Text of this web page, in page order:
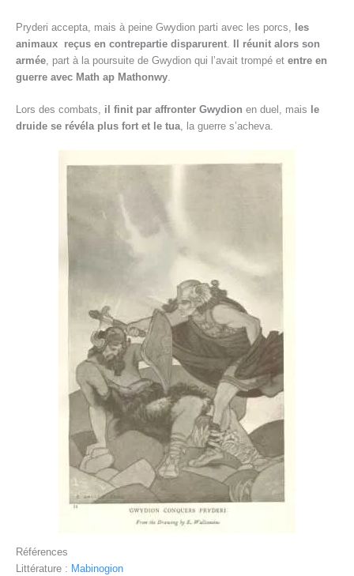
Pryderi accepta, mais à peine Gwydion parti avec les porcs, les
animaux reçus en contrepartie disparurent Il réunit alors son
armée , part à la poursuite de Gwydion qui l’avait trompé et entre en
guerre avec Math ap Mathonwy
Lors des combats, il finit par affronter Gwydion en duel, mais le
druide se révéla plus fort et le tua, la guerre s’acheva.
Références
Littérature : Mabinogion